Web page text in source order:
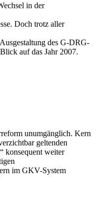
in der
Doch trotz aller
des G-DRG-
auf das Jahr 2007.
unumgänglich. Kern
geltenden
konsequent weiter
im GKV-System